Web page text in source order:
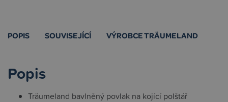
POPIS SOUVISEJÍCÍ VÝROBCE TRÄUMELAND
Popis
Träumeland bavlněný povlak na kojící polštář